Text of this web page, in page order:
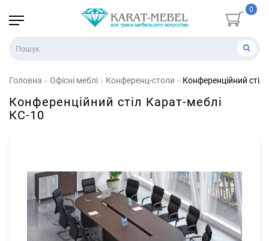
0
Головна Офісні меблі Конференц-столи Конференційний
Конференційний стіл Карат-меблі
КС-10